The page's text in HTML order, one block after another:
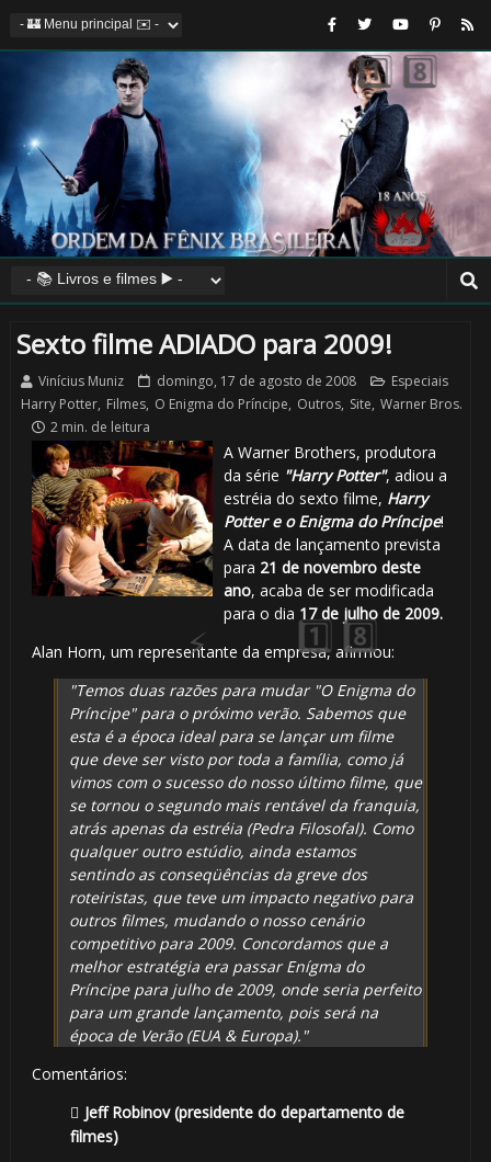
Sexto filme ADIADO para 2009!
Vinícius Muniz domingo, 17 de agosto de 2008
Especiais
Harry Potter, Filmes, O Enigma do Príncipe, Outros, Site, Warner Bros.
2 min. de leitura
A Warner Brothers, produtora
da série "Harry Potter", adiou a
estréia do sexto filme, Harry
Potter e o Enigma do Príncipe!
A data de lançamento prevista
para 21 de novembro deste
ano, acaba de ser modificada
para o dia 17 de julho de 2009.
Alan Horn, um representante da empresa, afirmou:
"Temos duas razões para mudar "O Enigma do
Príncipe" para o próximo verão. Sabemos que
esta é a época ideal para se lançar um filme
que deve ser visto por toda a família, como já
vimos com o sucesso do nosso último filme, que
se tornou o segundo mais rentável da franquia,
atrás apenas da estréia (Pedra Filosofal). Como
qualquer outro estúdio, ainda estamos
sentindo as conseqüências da greve dos
roteiristas, que teve um impacto negativo para
outros filmes, mudando o nosso cenário
competitivo para 2009. Concordamos que a
melhor estratégia era passar Enígma do
Príncipe para julho de 2009, onde seria perfeito
para um grande lançamento, pois será na
época de Verão (EUA & Europa)."
Comentários:
Jeff Robinov (presidente do departamento de
filmes)
🎈
🎈
🎂
🎈
⚡